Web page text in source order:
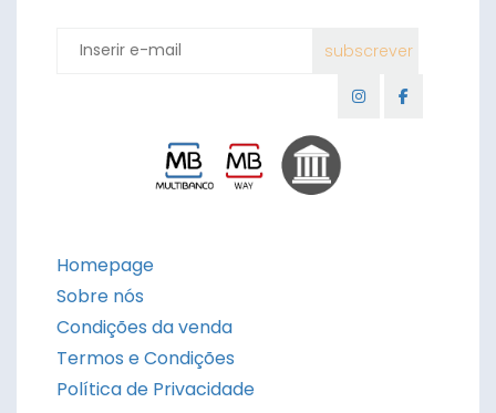
Homepage
Sobre nós
Condições da venda
Termos e Condições
Política de Privacidade